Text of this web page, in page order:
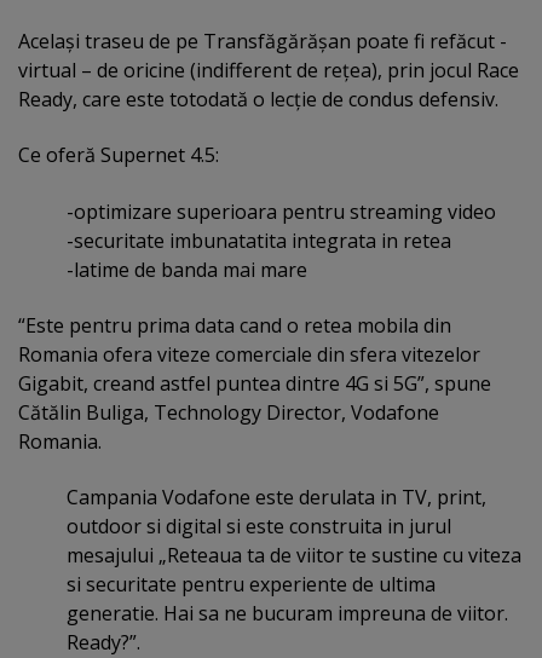
Acelaşi traseu de pe Transfăgărăşan poate fi refăcut -
virtual – de oricine (indifferent de reţea), prin jocul Race
Ready, care este totodată o lecţie de condus defensiv.
Ce oferă Supernet 4.5:
-optimizare superioara pentru streaming video
-securitate imbunatatita integrata in retea
-latime de banda mai mare
“Este pentru prima data cand o retea mobila din
Romania ofera viteze comerciale din sfera vitezelor
Gigabit, creand astfel puntea dintre 4G si 5G”, spune
Cătălin Buliga, Technology Director, Vodafone
Romania.
Campania Vodafone este derulata in TV, print,
outdoor si digital si este construita in jurul
mesajului „Reteaua ta de viitor te sustine cu viteza
si securitate pentru experiente de ultima
generatie. Hai sa ne bucuram impreuna de viitor.
Ready?”.